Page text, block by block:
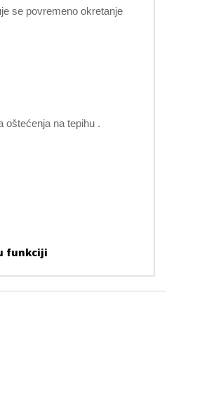
se povremeno okretanje
oštećenja na tepihu .
funkciji